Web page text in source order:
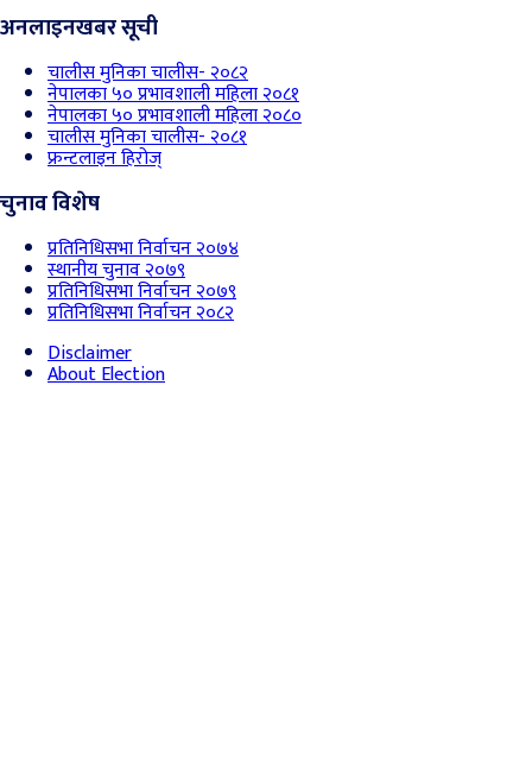
अनलाइनखबर सूची
चालीस मुनिका चालीस- २०८२
नेपालका ५० प्रभावशाली महिला २०८१
नेपालका ५० प्रभावशाली महिला २०८०
चालीस मुनिका चालीस- २०८१
फ्रन्टलाइन हिरोज्
चुनाव विशेष
प्रतिनिधिसभा निर्वाचन २०७४
स्थानीय चुनाव २०७९
प्रतिनिधिसभा निर्वाचन २०७९
प्रतिनिधिसभा निर्वाचन २०८२
Disclaimer
About Election